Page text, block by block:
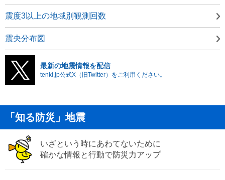
震度3以上の地域別観測回数
震央分布図
最新の地震情報を配信
tenki.jp公式X（旧Twitter）をご利用ください。
「知る防災」地震
いざという時にあわてないために
確かな情報と行動で防災力アップ